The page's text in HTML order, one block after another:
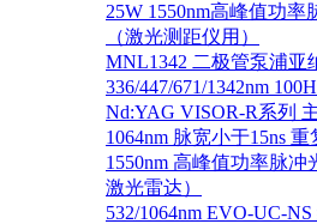
25W 1550nm高峰值功
（激光测距仪用）
MNL1342 二极管泵浦亚
336/447/671/1342nm
Nd:YAG VISOR-R系列
1064nm 脉宽小于15ns 重
1550nm 高峰值功率脉冲
激光雷达）
532/1064nm EVO-UC-